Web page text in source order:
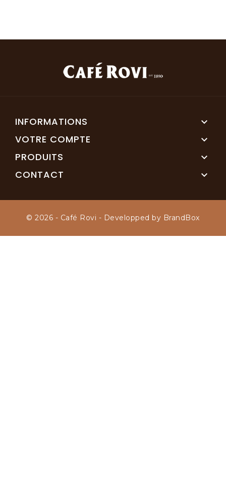
INFORMATIONS 
VOTRE COMPTE 
PRODUITS 
CONTACT 
© 2026 - Café Rovi - Developped by BrandBox